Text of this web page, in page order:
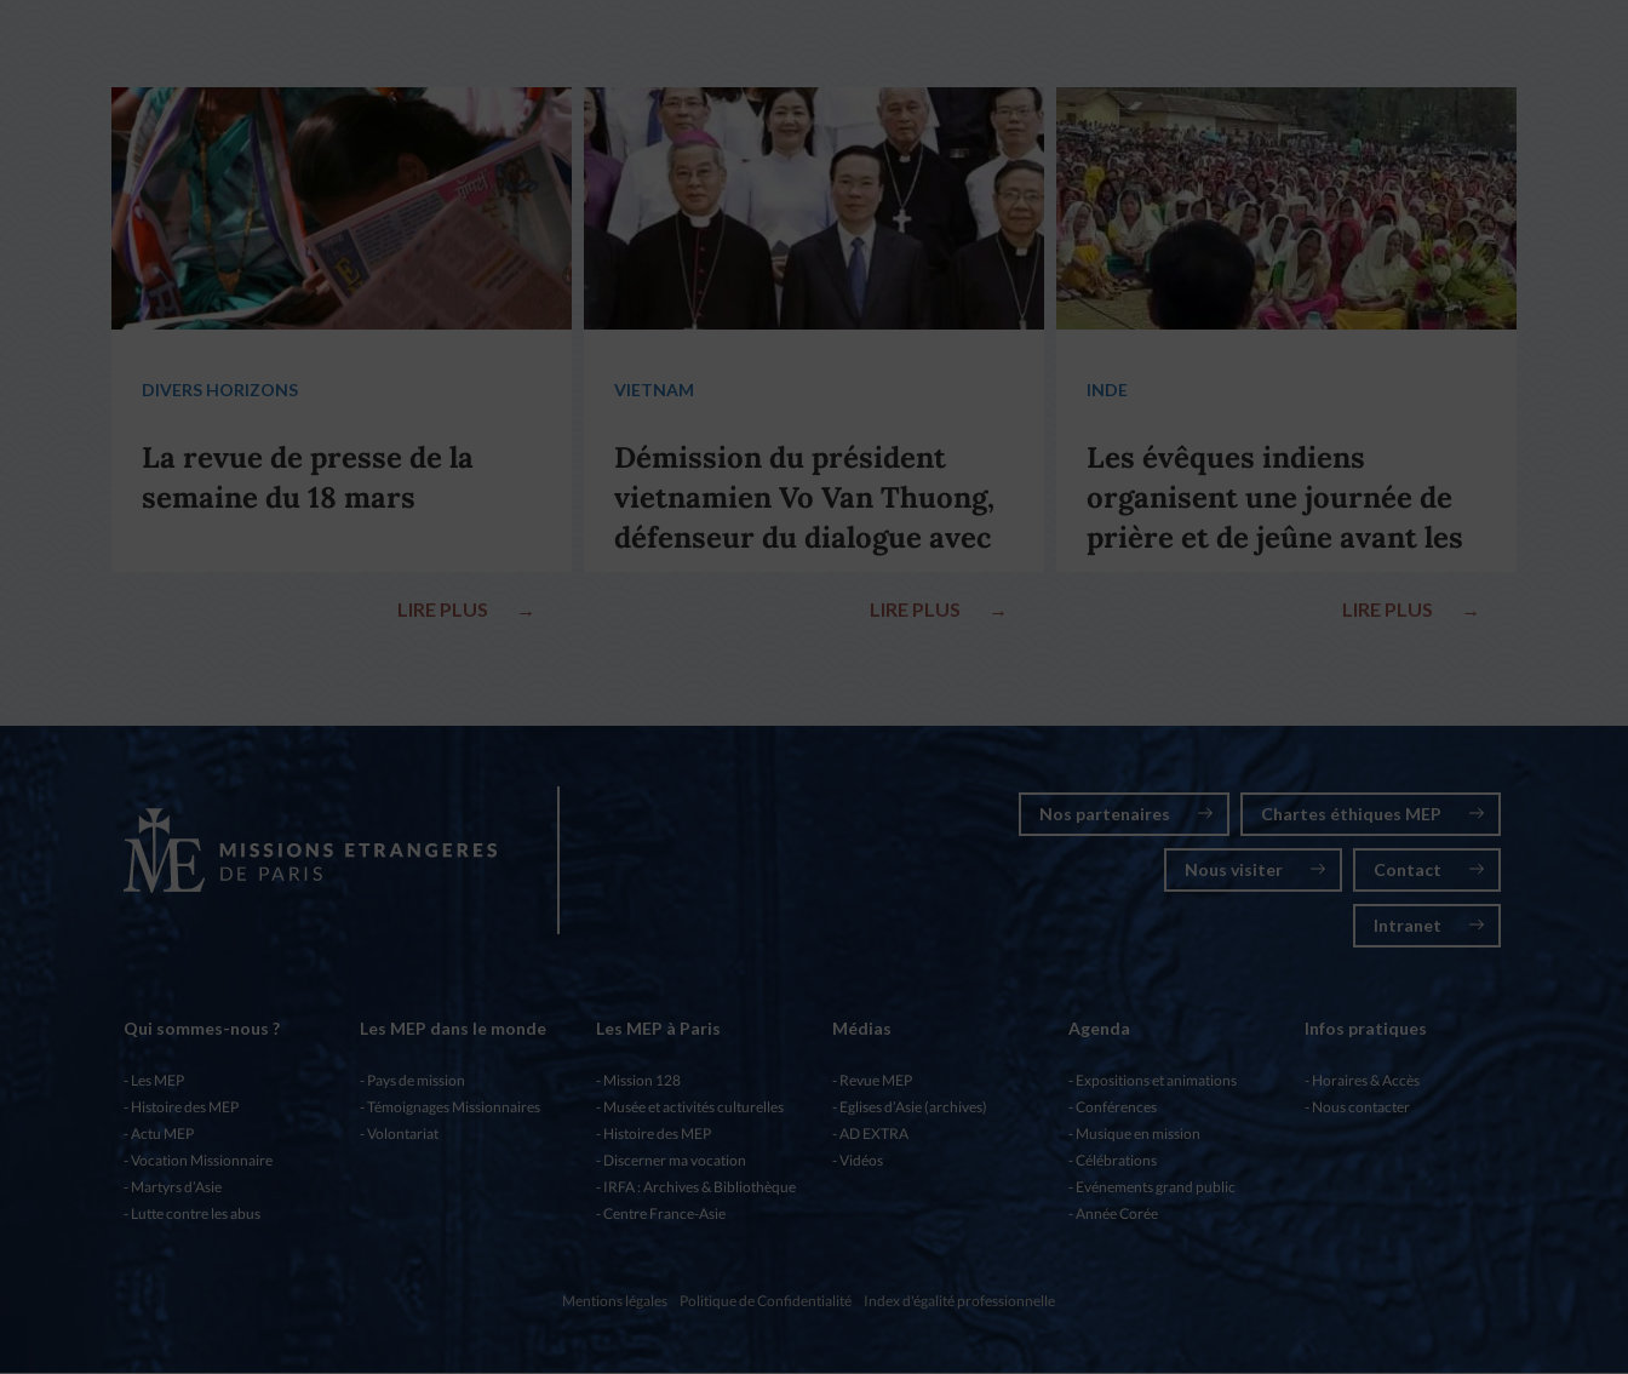
DIVERS HORIZONS
La revue de presse de la
semaine du 18 mars
LIRE PLUS →
VIETNAM
Démission du président
vietnamien Vo Van Thuong,
défenseur du dialogue avec
LIRE PLUS →
INDE
Les évêques indiens
organisent une journée de
prière et de jeûne avant les
LIRE PLUS →
Nos partenaires Chartes éthiques MEP
Nous visiter Contact
Intranet
Qui sommes-nous ?
Les MEP
Histoire des MEP
Actu MEP
Vocation Missionnaire
Martyrs d’Asie
Lutte contre les abus
Les MEP dans le monde
Pays de mission
Témoignages Missionnaires
Volontariat
Les MEP à Paris
Mission 128
Musée et activités culturelles
Histoire des MEP
Discerner ma vocation
IRFA : Archives & Bibliothèque
Centre France-Asie
Médias
Revue MEP
Eglises d’Asie (archives)
AD EXTRA
Vidéos
Agenda
Expositions et animations
Conférences
Musique en mission
Célébrations
Evénements grand public
Année Corée
Infos pratiques
Horaires & Accès
Nous contacter
Mentions légales Politique de Confidentialité Index d'égalité professionnelle